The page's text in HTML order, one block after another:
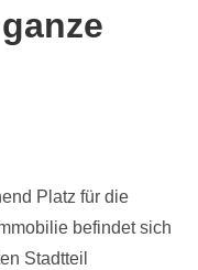
Platz für die
befindet sich
Stadtteil